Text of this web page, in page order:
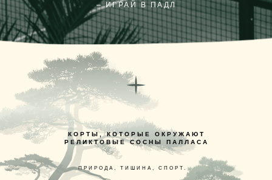
– ИГРАЙ В ПАДЛ
ПРИРОДА, ТИШИНА, СПОРТ.
КОРТЫ, КОТОРЫЕ ОКРУЖАЮТ
РЕЛИКТОВЫЕ СОСНЫ ПАЛЛАСА